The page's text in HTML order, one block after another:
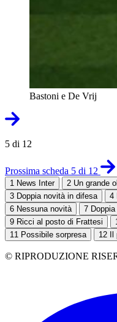
Bastoni e De Vrij
5 di 12
Prossima scheda 5 di 12
1 News Inter 2 Un grande
3 Doppia novità in difesa 4
6 Nessuna novità 7
9 Ricci al posto di Frattesi
11 Possibile sorpresa 12 Il
© RIPRODUZIONE